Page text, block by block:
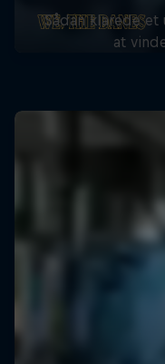
Sådan klarede
at